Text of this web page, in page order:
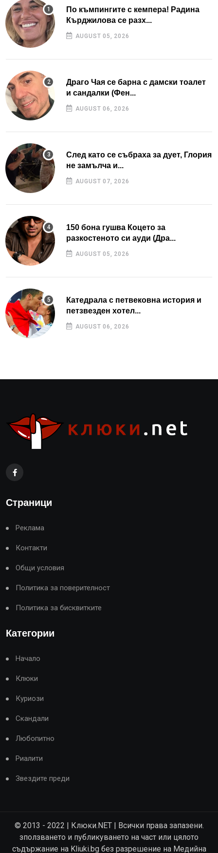
По къмпингите с кемпера! Радина
Кърджилова се разх...
AUGUST 05, 2026
Драго Чая се барна с дамски тоалет
и сандалки (Фен...
AUGUST 06, 2026
След като се събраха за дует, Глория
не замълча и...
AUGUST 07, 2026
150 бона гушва Коцето за
разкостеното си ауди (Дра...
AUGUST 05, 2026
Катедрала с петвековна история и
петзвезден хотел...
AUGUST 06, 2026
Страници
Реклама
Контакти
Общи условия
Политика за поверителност
Политика за бисквитките
Категории
Начало
Клюки
Куриози
Скандали
Любопитно
Риалити
Звездите преди
© 2013 - 2022 | Клюки.NET | Всички права запазени.
зползването и публикуването на част или цялото
съдържание на Kliuki.bg без разрешение на Медийна